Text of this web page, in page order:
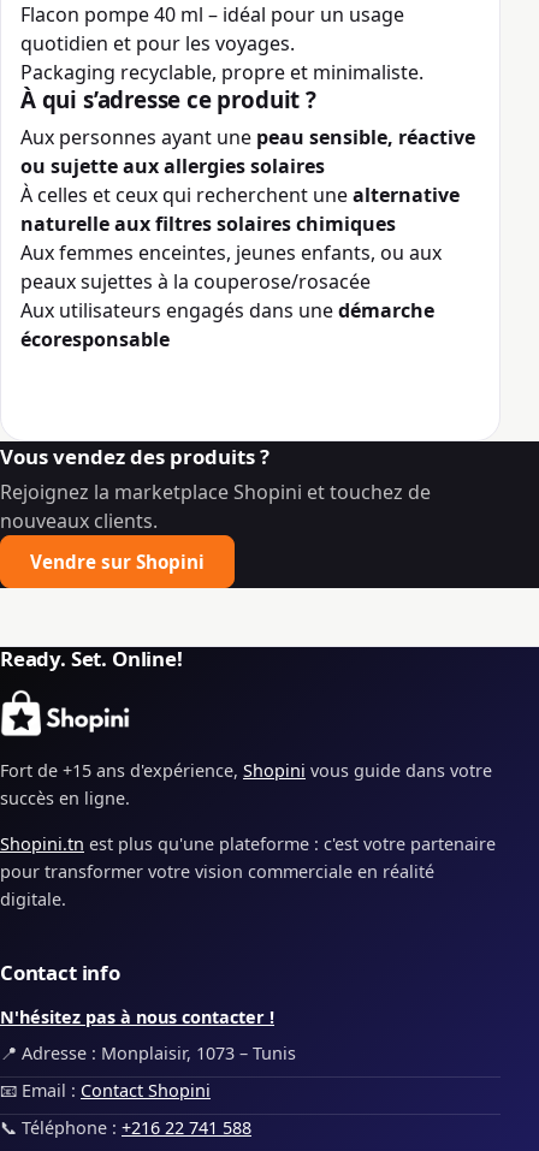
Flacon pompe 40 ml – idéal pour un usage
quotidien et pour les voyages.
Packaging recyclable, propre et minimaliste.
À qui s’adresse ce produit ?
Aux personnes ayant une peau sensible, réactive
ou sujette aux allergies solaires
À celles et ceux qui recherchent unealternative
naturelle aux filtres solaires chimiques
Aux femmes enceintes, jeunes enfants, ou aux
peaux sujettes à la couperose/rosacée
Aux utilisateurs engagés dans unedémarche
écoresponsable
Vous vendez des produits ?
Rejoignez la marketplace Shopini et touchez de
nouveaux clients.
Vendre sur Shopini
Ready. Set. Online!
Fort de +15 ans d'expérience, Shopini vous guide dans votre
succès en ligne.
Shopini.tn est plus qu'une plateforme : c'est votre partenaire
pour transformer votre vision commerciale en réalité
digitale.
Contact info
N'hésitez pas à nous contacter !
📍 Adresse : Monplaisir, 1073 – Tunis
📧 Email : Contact Shopini
📞 Téléphone : +216 22 741 588